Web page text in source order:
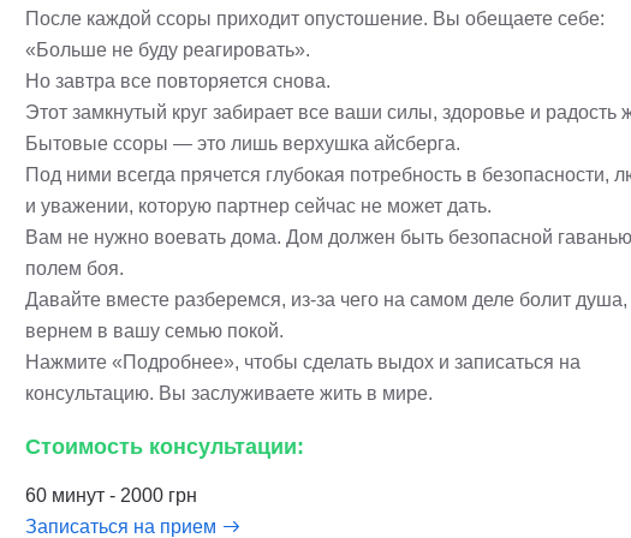
После каждой ссоры приходит опустошение. Вы обещаете себе:
«Больше не буду реагировать».
Но завтра все повторяется снова.
Этот замкнутый круг забирает все ваши силы, здоровье и радость
Бытовые ссоры — это лишь верхушка айсберга.
Под ними всегда прячется глубокая потребность в безопасности,
и уважении, которую партнер сейчас не может дать.
Вам не нужно воевать дома. Дом должен быть безопасной
полем боя.
Давайте вместе разберемся, из-за чего на самом деле болит душа,
вернем в вашу семью покой.
Нажмите «Подробнее», чтобы сделать выдох и записаться на
консультацию. Вы заслуживаете жить в мире.
Стоимость консультации:
60 минут - 2000 грн
Записаться на прием